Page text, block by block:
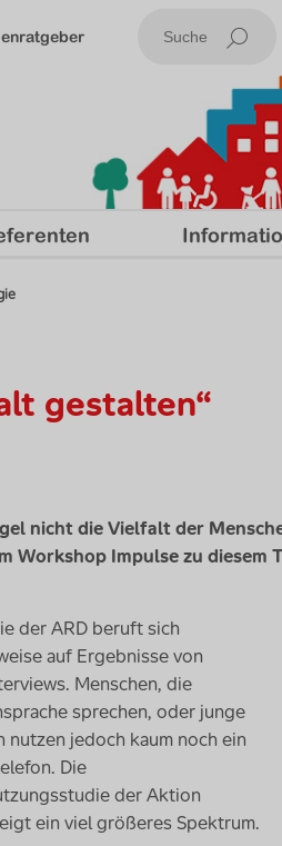
gestalten“
nicht die Vielfalt der
Workshop Impulse zu diesem
der ARD beruft sich
auf Ergebnisse von
Menschen, die
sprechen, oder junge
nutzen jedoch kaum noch ein
Die
der Aktion
ein viel größeres Spektrum.